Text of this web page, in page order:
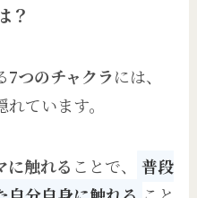
？
7つのチャクラには、
れています。
に触れる ことで、
普段